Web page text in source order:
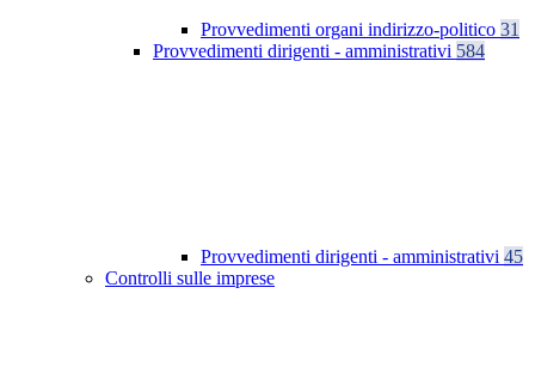
Provvedimenti organi indirizzo-politico 31
Provvedimenti dirigenti - amministrativi 584
Provvedimenti dirigenti - amministrativi 45
Controlli sulle imprese